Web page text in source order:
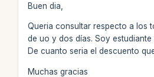
Buen dia,
Queria consultar respecto a los
de uo y dos días. Soy estudiante
De cuanto seria el descuento
Muchas gracias